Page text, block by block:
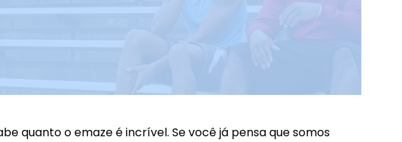
quanto o emaze é incrível. Se você já pensa que somos